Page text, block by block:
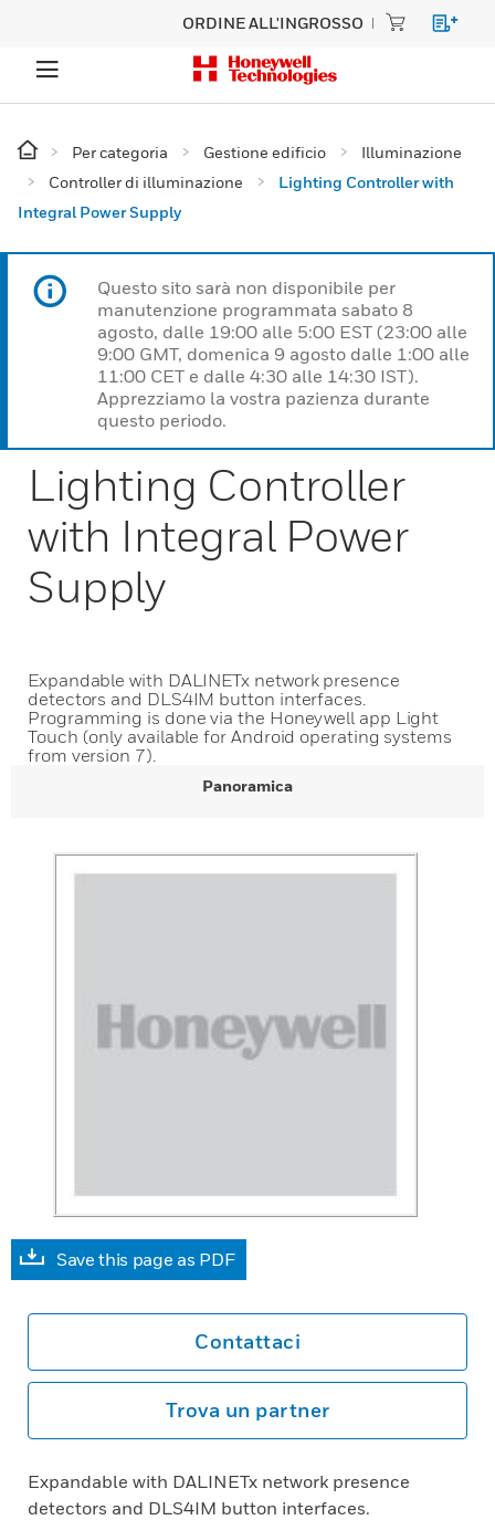
ORDINE ALL'INGROSSO
Per categoria Gestione edificio
Illuminazione
Controller di illuminazione
Lighting Controller with
Integral Power Supply
Questo sito sarà non disponibile per
manutenzione programmata sabato 8
agosto, dalle 19:00 alle 5:00 EST (23:00 alle
9:00 GMT, domenica 9 agosto dalle 1:00 alle
11:00 CET e dalle 4:30 alle 14:30 IST).
Apprezziamo la vostra pazienza durante
questo periodo.
Lighting Controller
with Integral Power
Supply
Expandable with DALINETx network presence
detectors and DLS4IM button interfaces.
Programming is done via the Honeywell app Light
Touch (only available for Android operating systems
from version 7).
Panoramica
Save this page as PDF
Contattaci
Trova un partner
Expandable with DALINETx network presence
detectors and DLS4IM button interfaces.